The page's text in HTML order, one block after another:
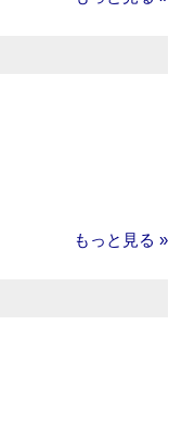
もっと見る »